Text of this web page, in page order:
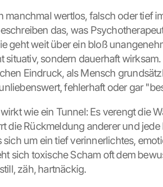
manchmal wertlos, falsch oder tief
das, was
geht weit über ein bloß
situativ, sondern dauerhaft
Eindruck, als Mensch
fehlerhaft oder gar
wie ein Tunnel: Es verengt die
die Rückmeldung anderer und
sich um ein tief verinnerlichtes,
sich toxische Scham oft dem
zäh, hartnäckig.